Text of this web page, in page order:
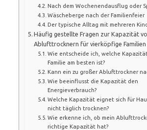
Nach dem Wochenendausflug oder
Wäscheberge nach der Familienfeier
Der typische Alltag mit mehreren
Häufig gestellte Fragen zur Kapazität
Ablufttrocknern für vierköpfige Familien
Wie entscheide ich, welche
Familie am besten ist?
Kann ein zu großer Ablufttrockner
Wie beeinflusst die Kapazität den
Energieverbrauch?
Welche Kapazität eignet sich für
nicht täglich trocknen?
Wie erkenne ich, ob mein
richtige Kapazität hat?